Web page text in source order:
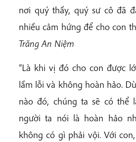
nơi quý thầy, quý sư cô đã
nhiều cảm hứng để cho con
Trăng An Niệm
“Là khi vị đó cho con được
lầm lỗi và không hoàn hảo.
nào đó, chúng ta sẽ có thể
người ta nói là hoàn hảo
không có gì phải vội. Với